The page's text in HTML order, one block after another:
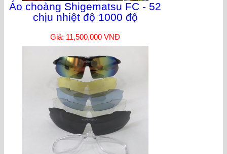
Áo choàng Shigematsu FC - 52
chịu nhiệt độ 1000 độ
Giá: 11,500,000 VNĐ